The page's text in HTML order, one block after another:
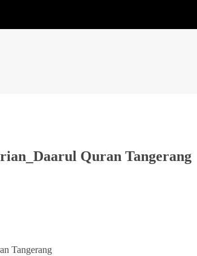
Quran Tangerang
Tangerang